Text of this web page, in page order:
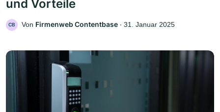
und Vorteile
CB Von Firmenweb Contentbase ‧ 31. Januar 2025